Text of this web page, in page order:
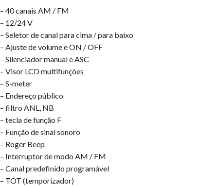
– 40 canais AM / FM
– 12/24 V
– Seletor de canal para cima / para baixo
– Ajuste de volume e ON / OFF
– Silenciador manual e ASC
– Visor LCD multifunções
– S-meter
– Endereço público
– filtro ANL, NB
– tecla de função F
– Função de sinal sonoro
– Roger Beep
– Interruptor de modo AM / FM
– Canal predefinido programável
– TOT (temporizador)